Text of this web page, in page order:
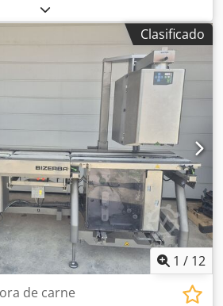
mm Con expulsión de productos
cerrado Djdpfotwq I Ejx Ab Iskr
Clasificado
1 / 12
de carne